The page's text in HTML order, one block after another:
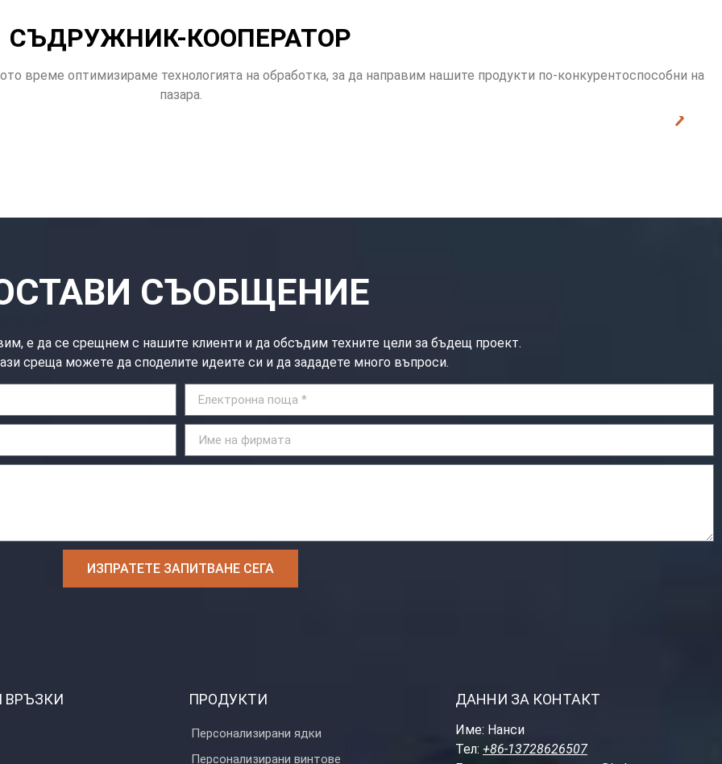
СЪДРУЖНИК-КООПЕРАТОР
време оптимизираме технологията на обработка, за да направим нашите продукти по-конкурентоспособни на
пазара.
СЪОБЩЕНИЕ
е да се срещнем с нашите клиенти и да обсъдим техните цели за бъдещ проект.
среща можете да споделите идеите си и да зададете много въпроси.
ИЗПРАТЕТЕ ЗАПИТВАНЕ СЕГА
ВРЪЗКИ ПРОДУКТИ
Персонализирани ядки
Персонализирани винтове
ДАННИ ЗА КОНТАКТ
Име: Нанси
Тел: +86-13728626507